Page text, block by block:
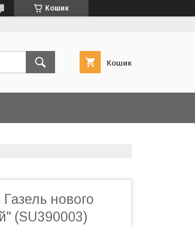
Кошик
Кошик
нового
(SU390003)